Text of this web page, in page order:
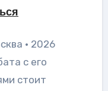
· 2026
с его
стоит